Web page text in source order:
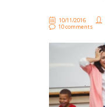
10/11/2016
10 comments